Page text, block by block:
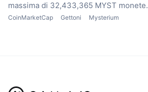
massima di 32,433,365 MYST monete.
CoinMarketCap Gettoni Mysterium